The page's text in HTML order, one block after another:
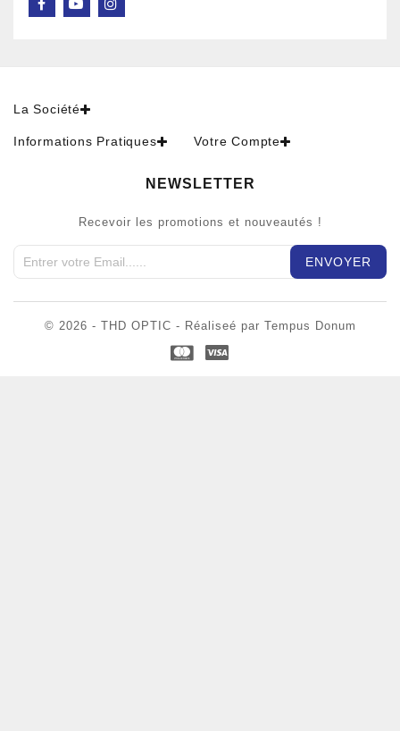
La Société
Informations Pratiques Votre Compte
NEWSLETTER
Recevoir les promotions et nouveautés !
© 2026 - THD OPTIC - Réaliseé par Tempus Donum